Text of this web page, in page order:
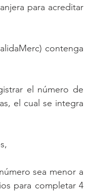
para acreditar
contenga
el número de
el cual se integra
sea menor a
para completar 4